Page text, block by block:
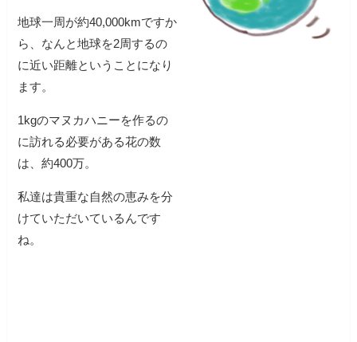
地球一周が約40,000kmですか
ら、なんと地球を2周するの
に近い距離ということになり
ます。
1kgのマヌカハニーを作るの
に訪れる必要がある花の数
は、約400万。
私達は貴重な自然の恵みを分
けていただいているんです
ね。